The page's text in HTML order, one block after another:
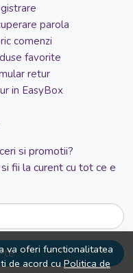
va oferi functionalitatea
de acord cuPolitica de
parola
comenzi
favorite
retur
in EasyBox
si promotii?
fii la curent cu tot ce e
te